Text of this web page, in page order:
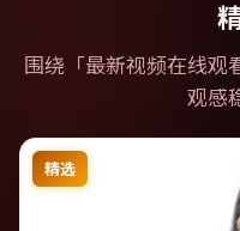
围绕「最新视频在线观
观感
精选